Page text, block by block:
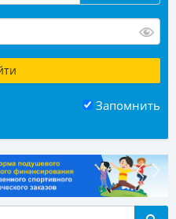
Запомнить